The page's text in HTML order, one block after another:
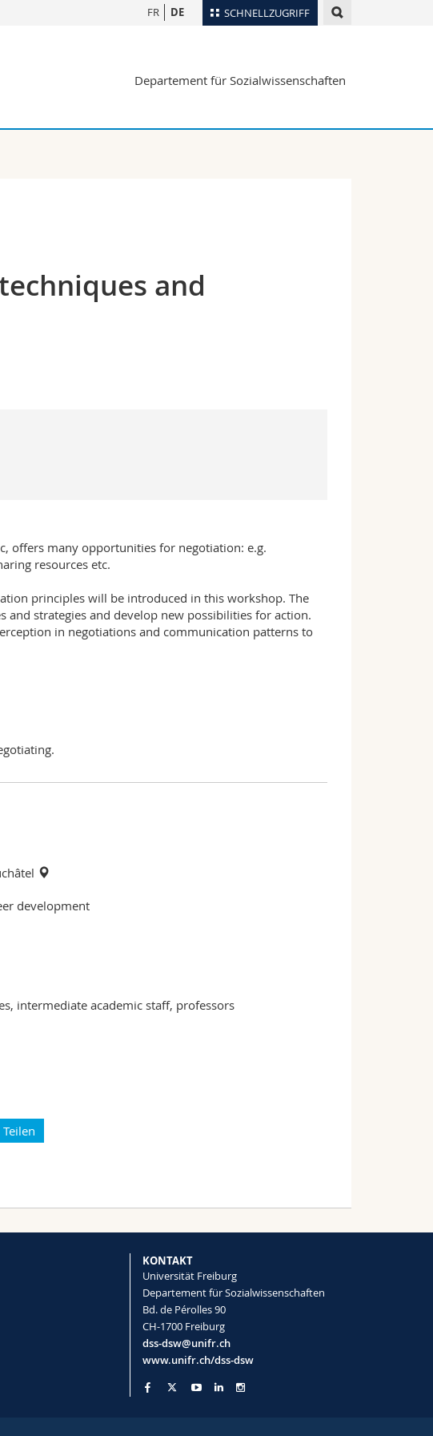
SCHNELLZUGRIFF
Ortsplan
Webmail
FR DE
Departement für Sozialwissenschaften
and
offers many opportunities for negotiation: e.g.
resources etc.
principles will be introduced in this workshop. The
strategies and develop new possibilities for action.
in negotiations and communication patterns to
development
intermediate academic staff, professors
Teilen
KONTAKT
Universität Freiburg
Departement für Sozialwissenschaften
Bd. de Pérolles 90
CH-1700 Freiburg
dss-dsw@unifr.ch
www.unifr.ch/dss-dsw